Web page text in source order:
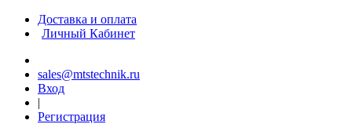
Доставка и оплата
Личный Кабинет
sales@mtstechnik.ru
Вход
|
Регистрация